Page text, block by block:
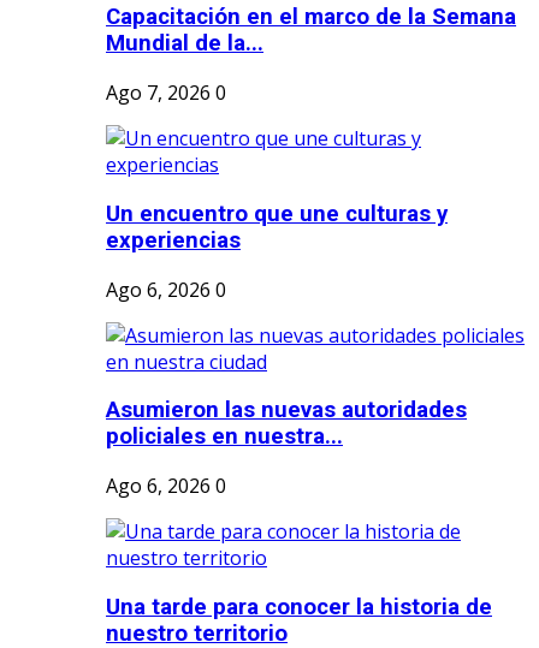
Capacitación en el marco de la Semana
Mundial de la...
Ago 7, 2026 0
Un encuentro que une culturas y
experiencias
Ago 6, 2026 0
Asumieron las nuevas autoridades
policiales en nuestra...
Ago 6, 2026 0
Una tarde para conocer la historia de
nuestro territorio